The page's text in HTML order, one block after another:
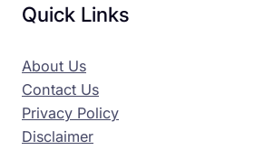
Quick Links
About Us
Contact Us
Privacy Policy
Disclaimer